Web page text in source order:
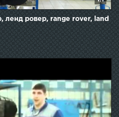
ленд ровер, range rover, land